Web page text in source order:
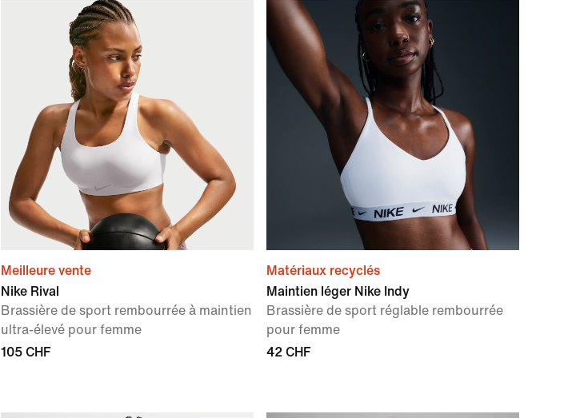
Meilleure vente
Nike Rival
Brassière de sport rembourrée à maintien
ultra-élevé pour femme
105 CHF
Matériaux recyclés
Maintien léger Nike Indy
Brassière de sport réglable rembourrée
pour femme
42 CHF